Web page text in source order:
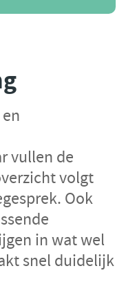
vullen de
volgt
Ook
in wat wel
snel duidelijk